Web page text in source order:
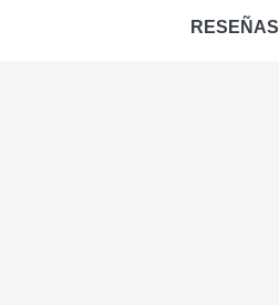
RESEÑAS